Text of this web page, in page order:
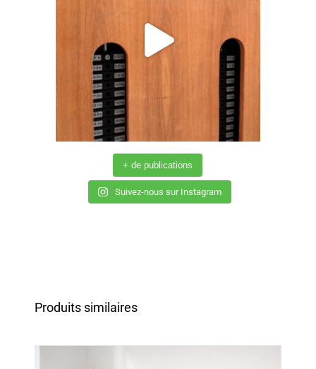
+ de publications
Suivez-nous sur Instagram
Produits similaires